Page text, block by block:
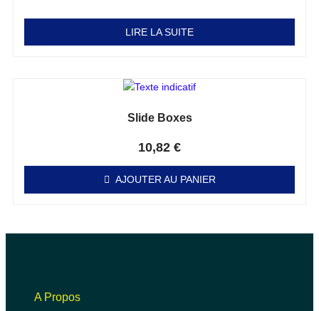
LIRE LA SUITE
Slide Boxes
10,82 €
AJOUTER AU PANIER
A Propos